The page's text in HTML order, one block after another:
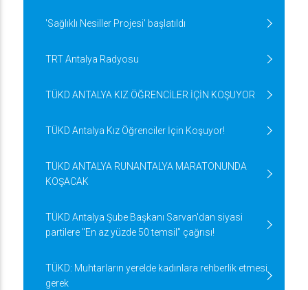
'Sağlıklı Nesiller Projesi' başlatıldı
TRT Antalya Radyosu
TÜKD ANTALYA KIZ ÖĞRENCİLER İÇİN KOŞUYOR
TÜKD Antalya Kız Öğrenciler İçin Koşuyor!
TÜKD ANTALYA RUNANTALYA MARATONUNDA
KOŞACAK
TÜKD Antalya Şube Başkanı Sarvan'dan siyasi
partilere "En az yüzde 50 temsil” çağrısı!
TÜKD: Muhtarların yerelde kadınlara rehberlik etmesi
gerek